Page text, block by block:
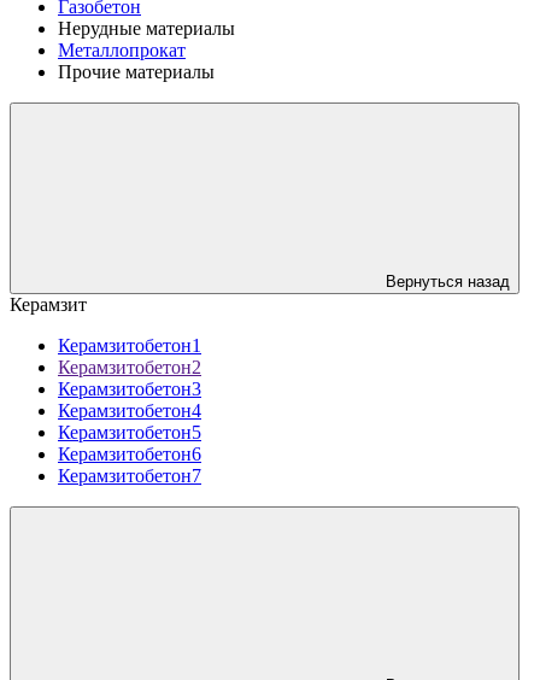
Газобетон
Нерудные материалы
Металлопрокат
Прочие материалы
Вернуться назад
Керамзит
Керамзитобетон1
Керамзитобетон2
Керамзитобетон3
Керамзитобетон4
Керамзитобетон5
Керамзитобетон6
Керамзитобетон7